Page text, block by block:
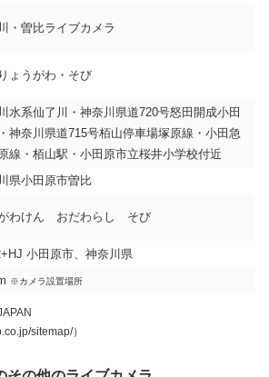
・曽比ライブカメラ
ょうがわ・そび
水系仙了川・神奈川県道720号怒田開成小田
神奈川県道715号栢山停車場塚原線・小田急
線・栢山駅・小田原市立桜井小学校付近
県小田原市曽比
わけん おだわらし そび
小田原市、神奈川県
※カメラ設置場所
sitemap/）